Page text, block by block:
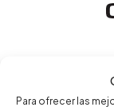
Para ofrecer las